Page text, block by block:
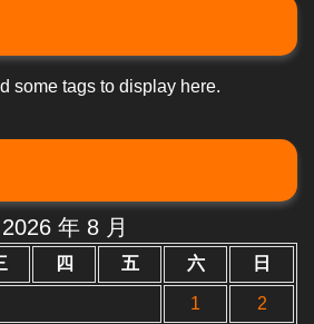
some tags to display here.
2026 年 8 月
四 五 六 日
1 2